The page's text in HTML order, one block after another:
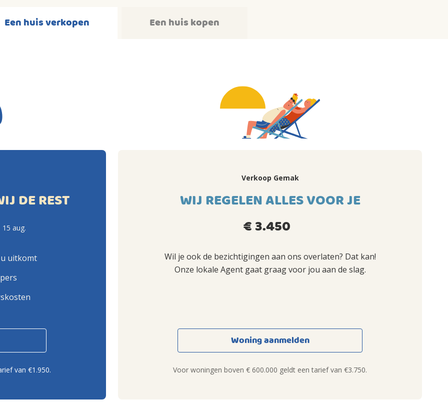
Een huis verkopen Een huis kopen
DE REST
aug.
uitkomt
van €1.950.
Verkoop Gemak
WIJ REGELEN ALLES VOOR JE
€ 3.450
Wil je ook de bezichtigingen aan ons overlaten? Dat kan!
Onze lokale Agent gaat graag voor jou aan de slag.
Woning aanmelden
Voor woningen boven € 600.000 geldt een tarief van €3.750.